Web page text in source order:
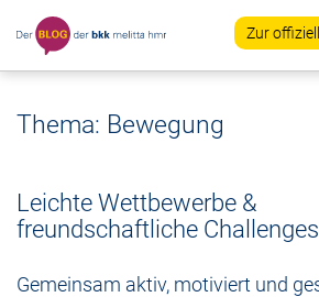
Zur
Thema: Bewegung
Leichte Wettbewerbe &
freundschaftliche Challenges
Gemeinsam aktiv, motiviert und